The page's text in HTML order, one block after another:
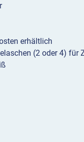
erhältlich
(2 oder 4) für